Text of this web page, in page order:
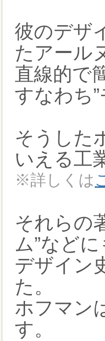
彼のデザ
たアール
直線的で
すなわち
そうした
いえる工
※詳しくは
それらの
ム”など
デザイン
た。
ホフマン
す。